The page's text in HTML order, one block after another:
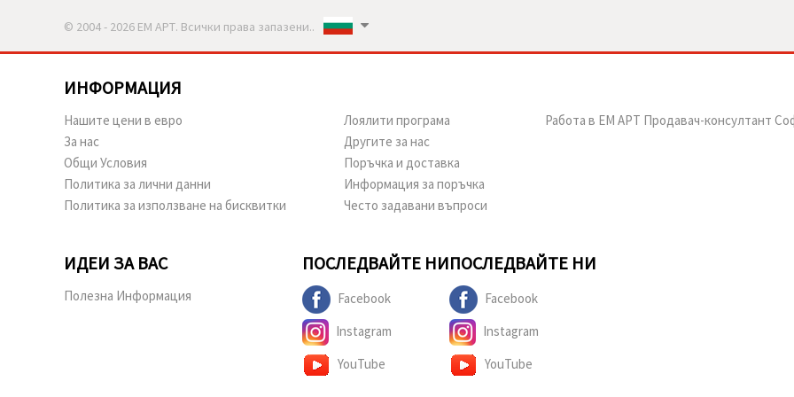
© 2004 - 2026 ЕМ АРТ. Всички права запазени..
ИНФОРМАЦИЯ
Нашите цени в евро
За нас
Общи Условия
Политика за лични данни
Политика за използване на бисквитки
Лоялити програма
Другите за нас
Поръчка и доставка
Информация за поръчка
Често задавани въпроси
Работа в ЕМ АРТ Продавач-консултант
ИДЕИ ЗА ВАС
Полезна Информация
ПОСЛЕДВАЙТЕ НИ
Facebook
Instagram
YouTube
ПОСЛЕДВАЙТЕ НИ
Facebook
Instagram
YouTube